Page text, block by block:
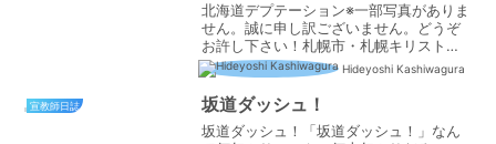
北海道デプテーション※一部写真がありま
せん。誠に申し訳ございません。どうぞ
お許し下さい！札幌市・札幌キリスト福
音館・札幌国際キリスト教会・北海道聖
書学院・札幌南福音キリスト教会・札幌
福音自由教会・グレースコミュニティ・
太平チャペル・ライラッ...
Hideyoshi Kashiwagura
宣教師日誌 坂道ダッシュ！
坂道ダッシュ！「坂道ダッシュ！」なん